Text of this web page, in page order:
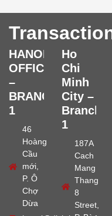
HANOI
OFFICE
–
BRANCH
1
46
Hoàng
Cầu
mới,
P. Ô
Chợ
Dừa
Ho
Chi
Minh
City –
Branch
1
187A
Cach
Mang
Thang
8
Street,